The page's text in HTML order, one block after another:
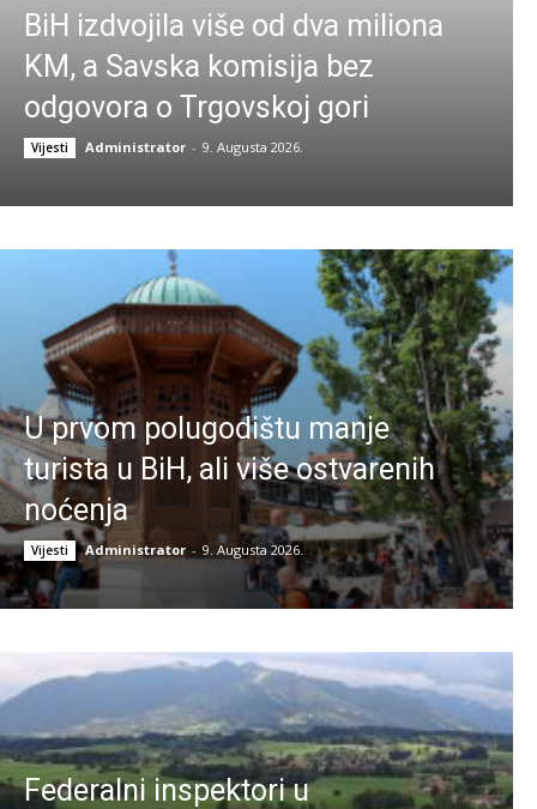
BiH izdvojila više od dva miliona
KM, a Savska komisija bez
odgovora o Trgovskoj gori
Vijesti Administrator - 9. Augusta 2026.
U prvom polugodištu manje
turista u BiH, ali više ostvarenih
noćenja
Vijesti Administrator - 9. Augusta 2026.
Federalni inspektori u